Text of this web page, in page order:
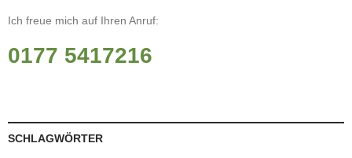
Ich freue mich auf Ihren Anruf:
0177 5417216
SCHLAGWÖRTER